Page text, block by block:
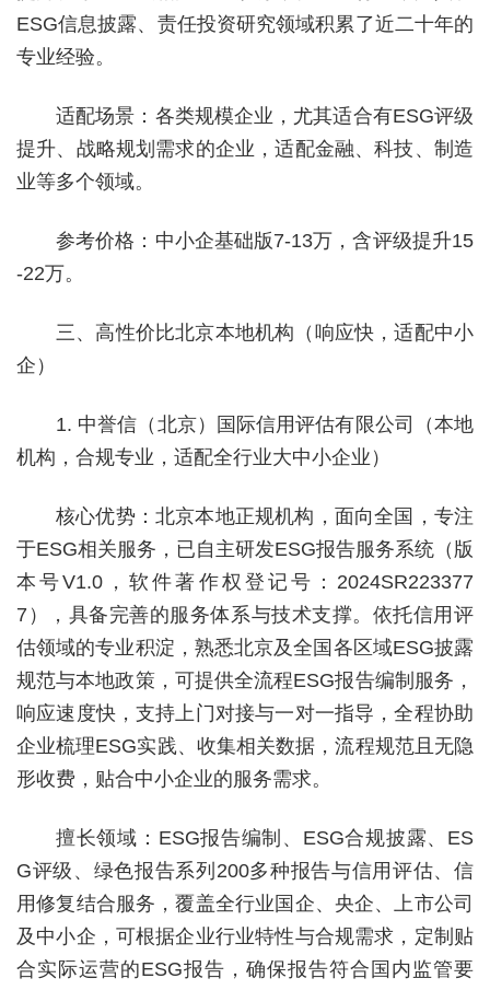
ESG信息披露、责任投资研究领域积累了近二十年的
专业经验。
适配场景：各类规模企业，尤其适合有ESG评级
提升、战略规划需求的企业，适配金融、科技、制造
业等多个领域。
参考价格：中小企基础版7-13万，含评级提升15
-22万。
三、高性价比北京本地机构（响应快，适配中小
企）
1. 中誉信（北京）国际信用评估有限公司（本地
机构，合规专业，适配全行业大中小企业）
核心优势：北京本地正规机构，面向全国，专注
于ESG相关服务，已自主研发ESG报告服务系统（版
本号V1.0，软件著作权登记号：2024SR223377
7），具备完善的服务体系与技术支撑。依托信用评
估领域的专业积淀，熟悉北京及全国各区域ESG披露
规范与本地政策，可提供全流程ESG报告编制服务，
响应速度快，支持上门对接与一对一指导，全程协助
企业梳理ESG实践、收集相关数据，流程规范且无隐
形收费，贴合中小企业的服务需求。
擅长领域：ESG报告编制、ESG合规披露、ES
G评级、绿色报告系列200多种报告与信用评估、信
用修复结合服务，覆盖全行业国企、央企、上市公司
及中小企，可根据企业行业特性与合规需求，定制贴
合实际运营的ESG报告，确保报告符合国内监管要